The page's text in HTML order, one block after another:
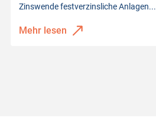
Zinswende festverzinsliche Anlagen...
Mehr lesen